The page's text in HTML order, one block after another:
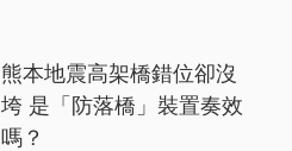
熊本地震高架橋錯位卻沒
垮 是「防落橋」裝置奏效
嗎？